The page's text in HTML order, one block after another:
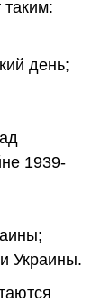
таким:
день;
1939-
Украины.